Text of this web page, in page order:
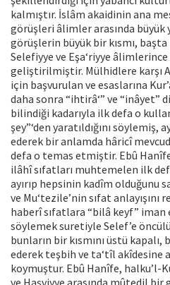
kalmıştır. İslâm akaidinin ana
görüşleri âlimler arasında büyük
görüşlerin büyük bir kısmı,
Selefiyye ve Eşa‘riyye
geliştirilmiştir. Mülhidlere karşı
için başvurulan ve esaslarına
daha sonra “ihtirâ‘” ve “inâyet”
bilindiği kadarıyla ilk defa o
şey”‘den yaratıldığını söylemiş,
ederek bir anlamda hâricî
defa o temas etmiştir. Ebû
ilâhî sıfatları muhtemelen ilk
ayırıp hepsinin kadîm olduğunu
ve Mu‘tezile’nin sıfat
haberî sıfatlara “bilâ keyf”
söylemek suretiyle Selef’e
bunların bir kısmını üstü kapalı,
ederek teşbih ve ta‘tîl
koymuştur. Ebû Hanîfe, halku’l-